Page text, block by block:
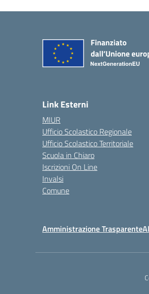
Link Esterni
MIUR
Ufficio Scolastico Regionale
Ufficio Scolastico Territoriale
Scuola in Chiaro
Iscrizioni On Line
Invalsi
Comune
Amministrazione Trasparente